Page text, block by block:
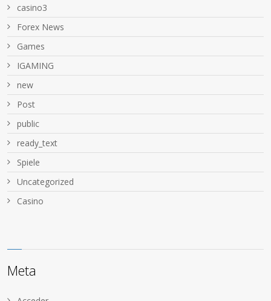
casino3
Forex News
Games
IGAMING
new
Post
public
ready_text
Spiele
Uncategorized
Сasino
Meta